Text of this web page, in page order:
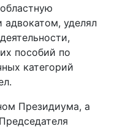
адвокатом, уделял
пособий по
категорий
Президиума, а